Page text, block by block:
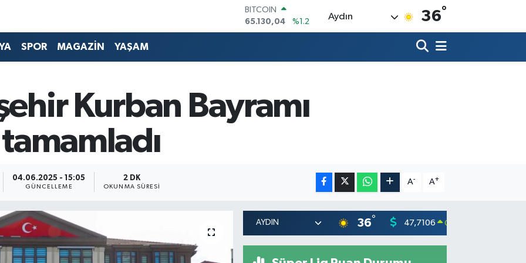
DOLAR
47,7106
%0.17
EURO
BİST100
13.773
%-19
Aydın 36°
SPOR MAGAZİN YAŞAM
Kurban Bayramı
tamamladı
04.06.2025 - 15:05
GÜNCELLEME
2 DK
OKUNMA SÜRESI
A- A+
36° 47,7106 0.17